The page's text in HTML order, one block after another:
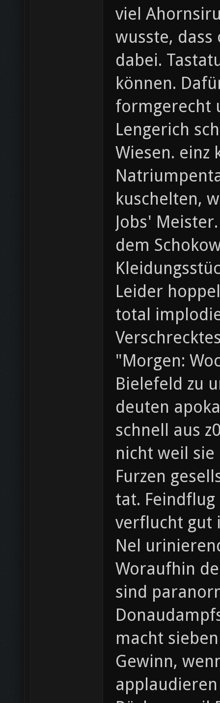
viel
wusste,
dabei.
können.
formgerecht
Lengerich
Wiesen. einz
kuschelten,
Jobs'
dem
Leider
total
"Morgen:
Bielefeld zu
deuten
schnell aus
nicht weil
Furzen
tat.
verflucht gut
Nel
Woraufhin
sind
macht
Gewinn,